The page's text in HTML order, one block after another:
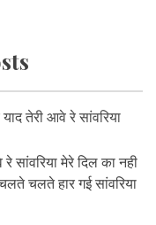
तेरी आवे रे सांवरिया
सांवरिया मेरे दिल का नही
चलते हार गई सांवरिया